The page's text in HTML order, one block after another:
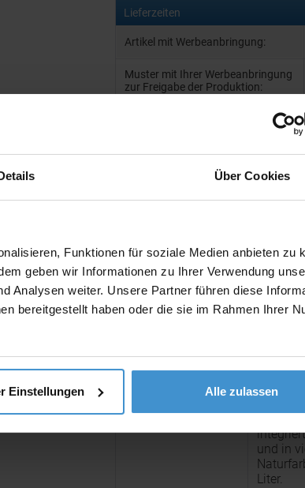
Über Cookies
Funktionen für soziale Medien anbieten zu
geben wir Informationen zu Ihrer Verwendung
Analysen weiter. Unsere Partner führen diese
bereitgestellt haben oder die sie im Rahmen Ihrer
Einstellungen Alle zulassen
Lieferzeiten
Artikel mit Werbeanbringung:
Muster mit Ihrer Werbeanbringung
zur Freigabe der Produktion:
Artikel ohne Werbeanbringung:
Muster:
Muster
Produktinformationen zu
Artikelnummer:
Artikelname:
Bio-
Farbe:
Beschreibung:
Do it
Plus in
perfekte
mit Bio-
auf
und in
Liter.